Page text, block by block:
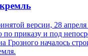
версии, 28 апреля
по приказу и под
Грозного началось